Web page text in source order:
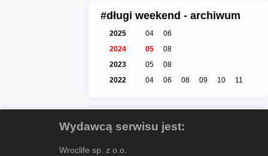
#długi weekend - archiwum
2025 04
06
2024
05
08
2023
05
08
2022
04 06 08 09 10 11
Wydawcą serwisu jest:
Wroclife sp. z o.o.